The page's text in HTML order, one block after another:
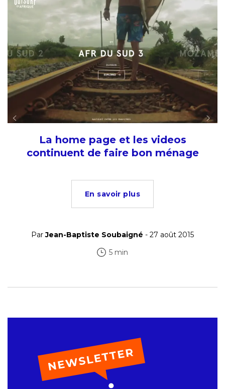
La home page et les videos
continuent de faire bon ménage
En savoir plus
ParJean-Baptiste Soubaigné - 27 août 2015
5 min